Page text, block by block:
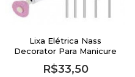
Lixa Elétrica Nass
Decorator Para Manicure
Portátil
R$33,50